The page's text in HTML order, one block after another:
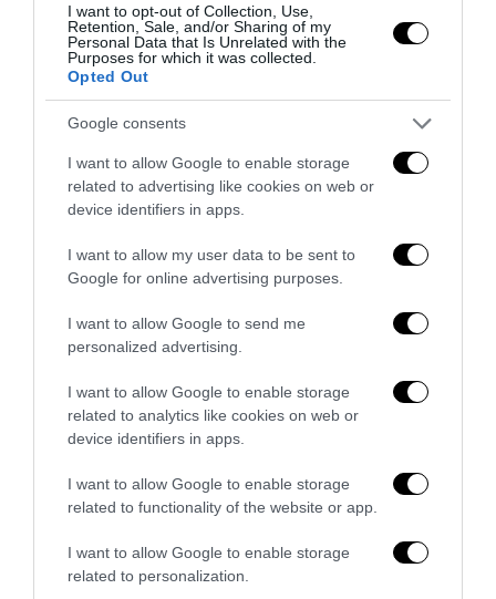
I want to opt-out of Collection, Use,
Retention, Sale, and/or Sharing of my
Personal Data that Is Unrelated with the
Purposes for which it was collected.
Opted Out
Google consents
I want to allow Google to enable storage
related to advertising like cookies on web or
device identifiers in apps.
I want to allow my user data to be sent to
Google for online advertising purposes.
I want to allow Google to send me
personalized advertising.
I want to allow Google to enable storage
related to analytics like cookies on web or
device identifiers in apps.
I want to allow Google to enable storage
related to functionality of the website or app.
I want to allow Google to enable storage
related to personalization.
Remigrazione, il Copasir riconosce all’antifascismo il
6 Agosto 2026